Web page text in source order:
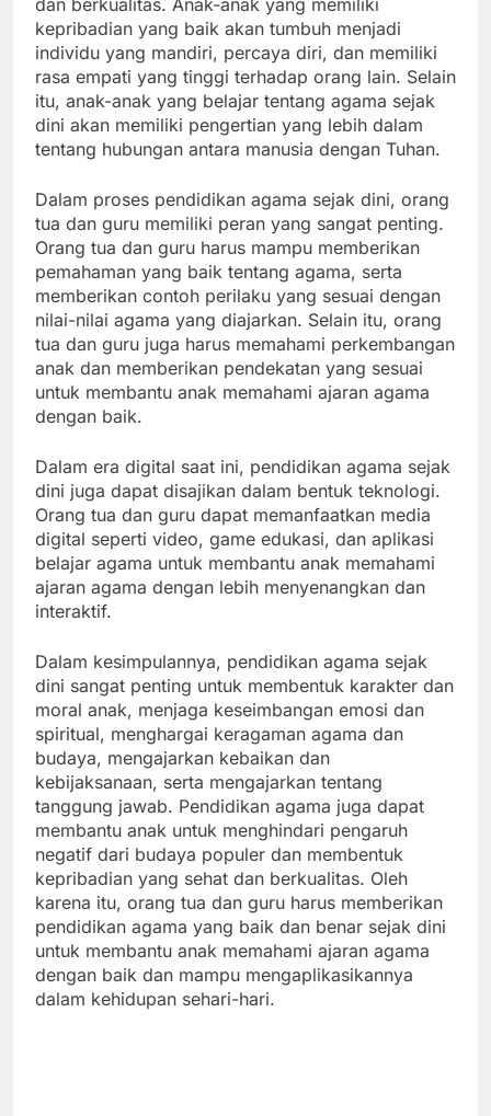
kepribadian yang baik akan tumbuh menjadi
individu yang mandiri, percaya diri, dan memiliki
rasa empati yang tinggi terhadap orang lain. Selain
itu, anak-anak yang belajar tentang agama sejak
dini akan memiliki pengertian yang lebih dalam
tentang hubungan antara manusia dengan Tuhan.
Dalam proses pendidikan agama sejak dini, orang
tua dan guru memiliki peran yang sangat penting.
Orang tua dan guru harus mampu memberikan
pemahaman yang baik tentang agama, serta
memberikan contoh perilaku yang sesuai dengan
nilai-nilai agama yang diajarkan. Selain itu, orang
tua dan guru juga harus memahami perkembangan
anak dan memberikan pendekatan yang sesuai
untuk membantu anak memahami ajaran agama
dengan baik.
Dalam era digital saat ini, pendidikan agama sejak
dini juga dapat disajikan dalam bentuk teknologi.
Orang tua dan guru dapat memanfaatkan media
digital seperti video, game edukasi, dan aplikasi
belajar agama untuk membantu anak memahami
ajaran agama dengan lebih menyenangkan dan
interaktif.
Dalam kesimpulannya, pendidikan agama sejak
dini sangat penting untuk membentuk karakter dan
moral anak, menjaga keseimbangan emosi dan
spiritual, menghargai keragaman agama dan
budaya, mengajarkan kebaikan dan
kebijaksanaan, serta mengajarkan tentang
tanggung jawab. Pendidikan agama juga dapat
membantu anak untuk menghindari pengaruh
negatif dari budaya populer dan membentuk
kepribadian yang sehat dan berkualitas. Oleh
karena itu, orang tua dan guru harus memberikan
pendidikan agama yang baik dan benar sejak dini
untuk membantu anak memahami ajaran agama
dengan baik dan mampu mengaplikasikannya
dalam kehidupan sehari-hari.